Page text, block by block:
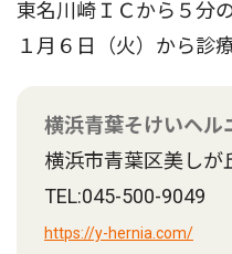
東名川崎ＩＣから５分
１月６日（火）から診療
横浜青葉そけいヘル
横浜市青葉区美し
TEL:045-500-9049
https://y-hernia.com/